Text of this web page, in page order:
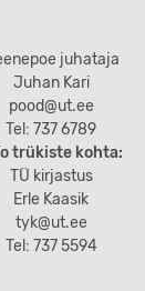
juhataja
Juhan Kari
pood@ut.ee
Tel: 737 6789
trükiste kohta:
TÜ kirjastus
Erle Kaasik
tyk@ut.ee
Tel: 737 5594